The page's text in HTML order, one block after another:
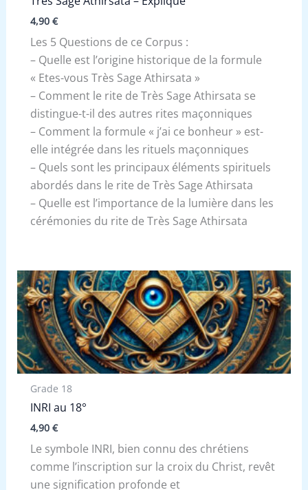
4,90 €
Les 5 Questions de ce Corpus :
– Quelle est l’origine historique de la formule
« Etes-vous Très Sage Athirsata »
– Comment le rite de Très Sage Athirsata se
distingue-t-il des autres rites maçonniques
– Comment la formule « j’ai ce bonheur » est-
elle intégrée dans les rituels maçonniques
– Quels sont les principaux éléments spirituels
abordés dans le rite de Très Sage Athirsata
– Quelle est l’importance de la lumière dans les
cérémonies du rite de Très Sage Athirsata
Grade 18
INRI au 18°
4,90 €
Le symbole INRI, bien connu des chrétiens
comme l’inscription sur la croix du Christ, revêt
une signification profonde et